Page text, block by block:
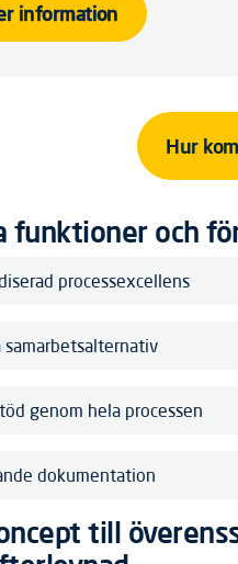
information
Hur
funktioner och
processexcellens
samarbetsalternativ
genom hela processen
dokumentation
till